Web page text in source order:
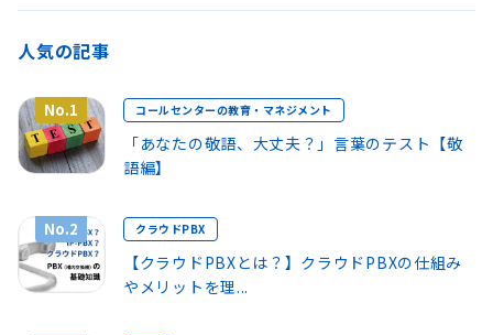
人気の記事
No.1 コールセンターの教育・マネジメント
「あなたの敬語、大丈夫？」言葉のテスト【敬
語編】
No.2 クラウドPBX
【クラウドPBXとは？】クラウドPBXの仕組み
やメリットを理...